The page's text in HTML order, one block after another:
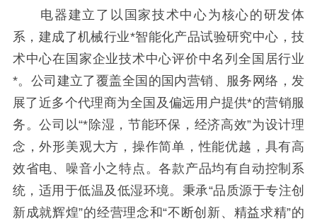
电器建立了以国家技术中心为核心的研发体
系，建成了机械行业*智能化产品试验研究中心，技
术中心在国家企业技术中心评价中名列全国居行业
*。公司建立了覆盖全国的国内营销、服务网络，发
展了近多个代理商为全国及偏远用户提供*的营销服
务。公司以“*除湿，节能环保，经济高效”为设计理
念，外形美观大方，操作简单，性能优越，具有高
效省电、噪音小之特点。各款产品均有自动控制系
统，适用于低温及低湿环境。秉承“品质源于专注创
新成就辉煌”的经营理念和“不断创新、精益求精”的